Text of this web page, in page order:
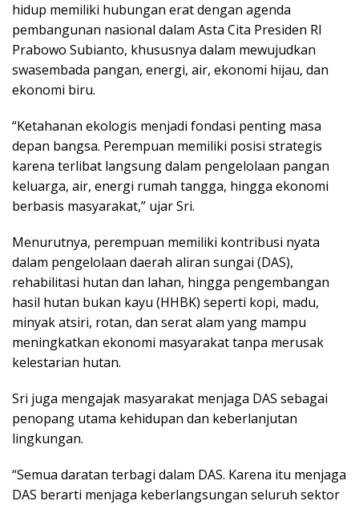
hidup memiliki hubungan erat dengan agenda
pembangunan nasional dalam Asta Cita Presiden RI
Prabowo Subianto, khususnya dalam mewujudkan
swasembada pangan, energi, air, ekonomi hijau, dan
ekonomi biru.
“Ketahanan ekologis menjadi fondasi penting masa
depan bangsa. Perempuan memiliki posisi strategis
karena terlibat langsung dalam pengelolaan pangan
keluarga, air, energi rumah tangga, hingga ekonomi
berbasis masyarakat,” ujar Sri.
Menurutnya, perempuan memiliki kontribusi nyata
dalam pengelolaan daerah aliran sungai (DAS),
rehabilitasi hutan dan lahan, hingga pengembangan
hasil hutan bukan kayu (HHBK) seperti kopi, madu,
minyak atsiri, rotan, dan serat alam yang mampu
meningkatkan ekonomi masyarakat tanpa merusak
kelestarian hutan.
Sri juga mengajak masyarakat menjaga DAS sebagai
penopang utama kehidupan dan keberlanjutan
lingkungan.
“Semua daratan terbagi dalam DAS. Karena itu menjaga
DAS berarti menjaga keberlangsungan seluruh sektor